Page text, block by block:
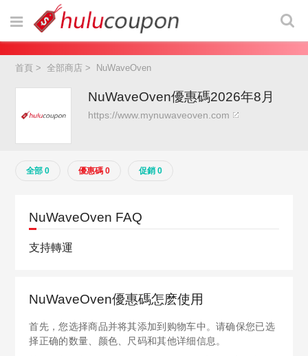
首頁 >全部商店 > NuWaveOven
NuWaveOven優惠碼2026年8月
https://www.mynuwaveoven.com
全部 0 優惠碼 0 促銷 0
NuWaveOven FAQ
支持轉運
NuWaveOven優惠碼怎麽使用
首先，您选择商品并将其添加到购物车中。请确保您已选
择正确的数量、颜色、尺码和其他详细信息。